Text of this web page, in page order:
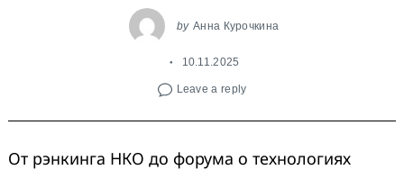
by Анна Курочкина
10.11.2025
Leave a reply
От рэнкинга НКО до форума о технологиях